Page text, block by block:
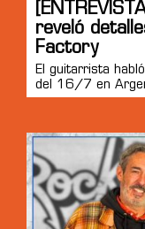
reveló
Factory
El guitarrista
del 16/7 en